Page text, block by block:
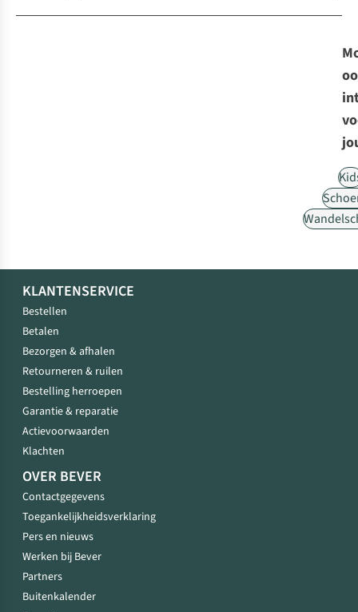
KLANTENSERVICE
Bestellen
Betalen
Bezorgen & afhalen
Retourneren & ruilen
Bestelling herroepen
Garantie & reparatie
Actievoorwaarden
Klachten
OVER BEVER
Contactgegevens
Toegankelijkheidsverklaring
Pers en nieuws
Werken bij Bever
Partners
Buitenkalender